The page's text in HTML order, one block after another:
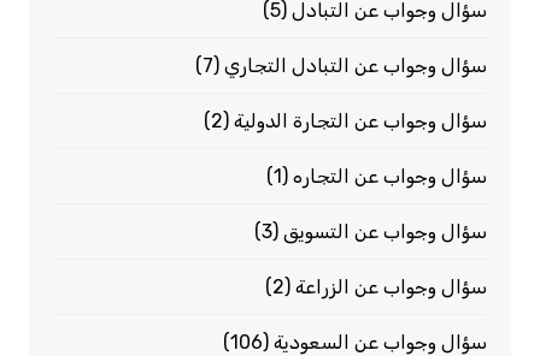
سؤال وجواب عن التبادل(5)
سؤال وجواب عن التبادل التجاري(7)
سؤال وجواب عن التجارة الدولية(2)
سؤال وجواب عن التجاره(1)
سؤال وجواب عن التسويق(3)
سؤال وجواب عن الزراعة(2)
سؤال وجواب عن السعودية(106)